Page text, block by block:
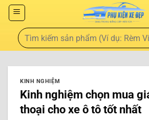
KINH NGHIỆM
Kinh nghiệm chọn mua
thoại cho xe ô tô tốt nhất